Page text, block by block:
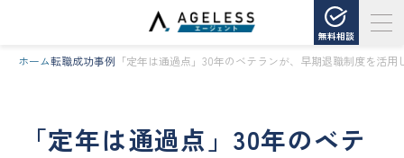
無料相談
ホーム転職成功事例 「定年は通過点」30年のベテランが、早期退職制度を活
「定年は通過点」30年のベテ